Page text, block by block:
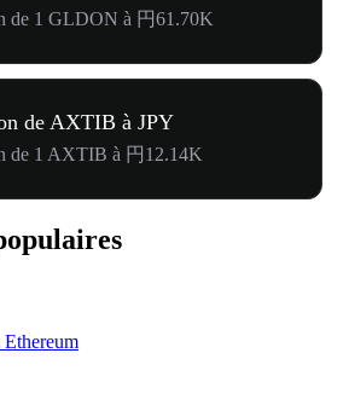
de 1 GLDON à 円61.70K
de AXTIB à JPY
de 1 AXTIB à 円12.14K
Ethereum